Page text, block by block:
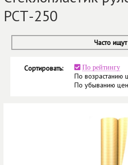
РСТ-250
Часто ищут
Сортировать: По рейтингу
По возрастанию
По убыванию